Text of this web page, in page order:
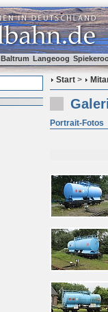
Baltrum Langeoog
Start >
Portrait-Fotos